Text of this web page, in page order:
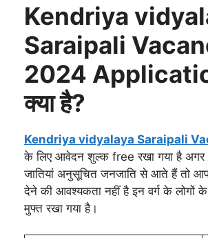
Kendriya
Saraipali
2024
क्या है?
Kendriya vidyalaya Saraipali
के लिए आवेदन शुल्क free रखा गया है
जातियां अनुसूचित जनजाति से आते हैं तो
देने की आवश्यकता नहीं है इन वर्ग के लोगों
मुफ्त रखा गया है।